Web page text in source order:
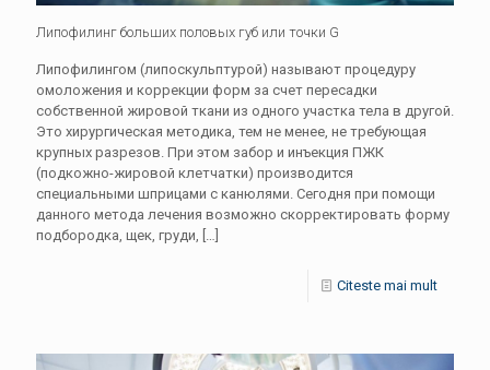
Липофилинг больших половых губ или точки G
Липофилингом (липоскульптурой) называют процедуру
омоложения и коррекции форм за счет пересадки
собственной жировой ткани из одного участка тела в другой.
Это хирургическая методика, тем не менее, не требующая
крупных разрезов. При этом забор и инъекция ПЖК
(подкожно-жировой клетчатки) производится
специальными шприцами с канюлями. Сегодня при помощи
данного метода лечения возможно скорректировать форму
подбородка, щек, груди,
Citeste mai mult